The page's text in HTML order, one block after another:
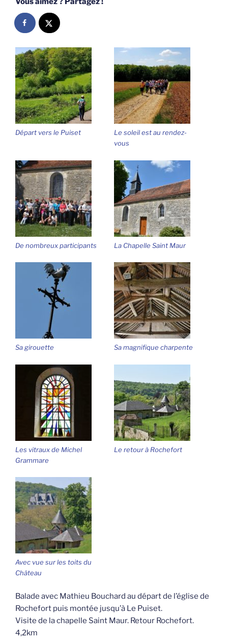
Départ vers le Puiset
Le soleil est au rendez-
vous
De nombreux participants La Chapelle Saint Maur
Sa girouette Sa magnifique charpente
Les vitraux de Michel
Grammare
Le retour à Rochefort
Avec vue sur les toits du
Château
Balade avec Mathieu Bouchard au départ de l’église de
Rochefort puis montée jusqu’à Le Puiset.
Visite de la chapelle Saint Maur. Retour Rochefort.
4,2km